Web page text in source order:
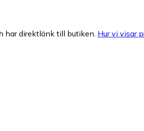
har direktlänk till butiken. Hur vi visar